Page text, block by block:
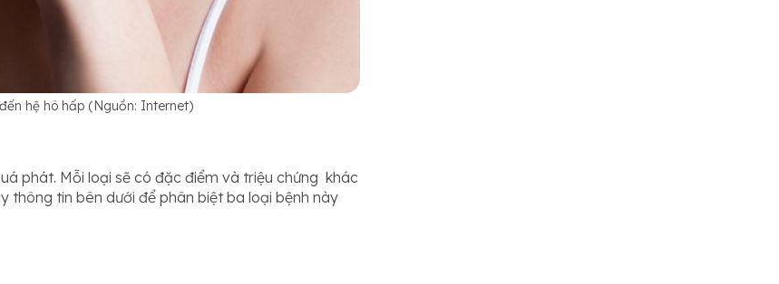
hệ hô hấp (Nguồn: Internet)
phát. Mỗi loại sẽ có đặc điểm và triệu chứng khác
thông tin bên dưới để phân biệt ba loại bệnh này